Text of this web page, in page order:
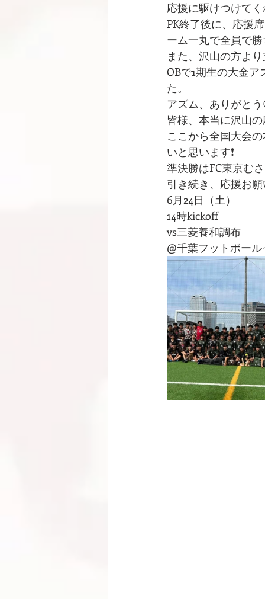
応援に駆けつけて
PK終了後に、応援
ーム一丸で全員で
また、沢山の方よ
OBで1期生の大金
た。
アズム、ありがと
皆様、本当に沢山
ここから全国大会
いと思います❗️
準決勝はFC東京む
引き続き、応援お
6月24日（土）
14時kickoff
vs三菱養和調布
@千葉フットボー